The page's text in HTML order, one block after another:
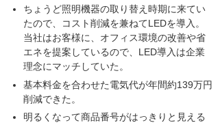
ちょうど照明機器の取り替え時期に来てい
たので、コスト削減を兼ねてLEDを導入。
当社はお客様に、オフィス環境の改善や省
エネを提案しているので、LED導入は企業
理念にマッチしていた。
基本料金を合わせた電気代が年間約139万円
削減できた。
明るくなって商品番号がはっきりと見える